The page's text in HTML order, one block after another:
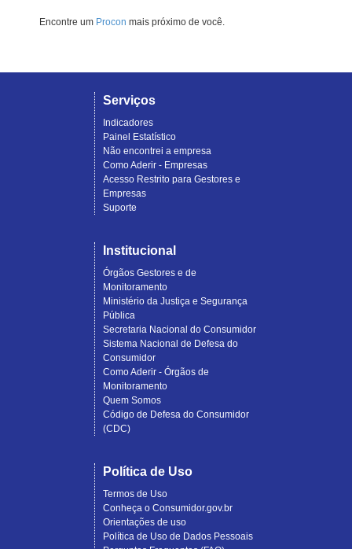
Encontre um Procon mais próximo de você.
Serviços
Indicadores
Painel Estatístico
Não encontrei a empresa
Como Aderir - Empresas
Acesso Restrito para Gestores e
Empresas
Suporte
Institucional
Órgãos Gestores e de
Monitoramento
Ministério da Justiça e Segurança
Pública
Secretaria Nacional do Consumidor
Sistema Nacional de Defesa do
Consumidor
Como Aderir - Órgãos de
Monitoramento
Quem Somos
Código de Defesa do Consumidor
(CDC)
Política de Uso
Termos de Uso
Conheça o Consumidor.gov.br
Orientações de uso
Política de Uso de Dados Pessoais